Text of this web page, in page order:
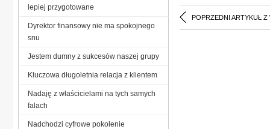
POPRZEDNI ARTYKUŁ Z
lepiej przygotowane
Dyrektor finansowy nie ma spokojnego
snu
Jestem dumny z sukcesów naszej grupy
Kluczowa długoletnia relacja z klientem
Nadaję z właścicielami na tych samych
falach
Nadchodzi cyfrowe pokolenie